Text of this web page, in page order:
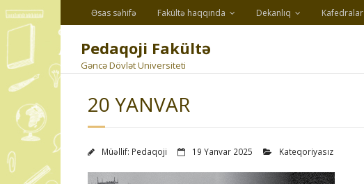
to
content
Əsas səhifə Fakültə haqqında Dekanlıq Kafedralar
Pedaqoji Fakültə
Gəncə Dövlət Universiteti
20 YANVAR
Müəllif: Pedaqoji 19 Yanvar 2025 Kateqoriyasız